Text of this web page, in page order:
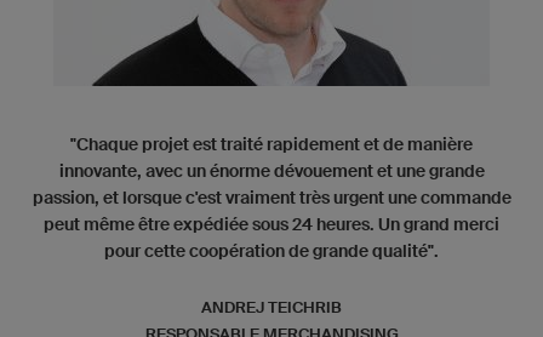
"Chaque projet est traité rapidement et de manière
innovante, avec un énorme dévouement et une grande
passion, et lorsque c'est vraiment très urgent une commande
peut même être expédiée sous 24 heures. Un grand merci
pour cette coopération de grande qualité".
ANDREJ TEICHRIB